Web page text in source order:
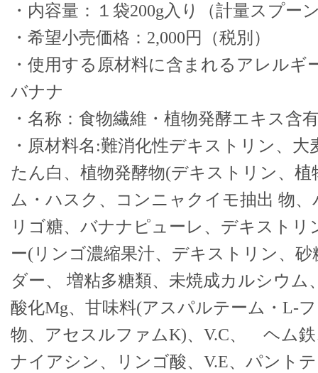
・内容量：１袋200g入り（計量スプー
・希望小売価格：2,000円（税別）
・使用する原材料に含まれるアレルギ
バナナ
・名称：食物繊維・植物発酵エキス含
・原材料名:難消化性デキストリン、大
たん白、植物発酵物(デキストリン、
ム・ハスク、コンニャクイモ抽出 物
リゴ糖、バナナピューレ、デキスト
ー(リンゴ濃縮果汁、デキストリン、
ダー、 増粘多糖類、未焼成カルシウ
酸化Mg、甘味料(アスパルテーム・L-
物、アセスルファムK)、V.C、 ヘム
ナイアシン、リンゴ酸、V.E、パントテ